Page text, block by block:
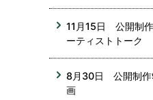
11月15日 公開制
ーティストトーク
8月30日 公開制作
画